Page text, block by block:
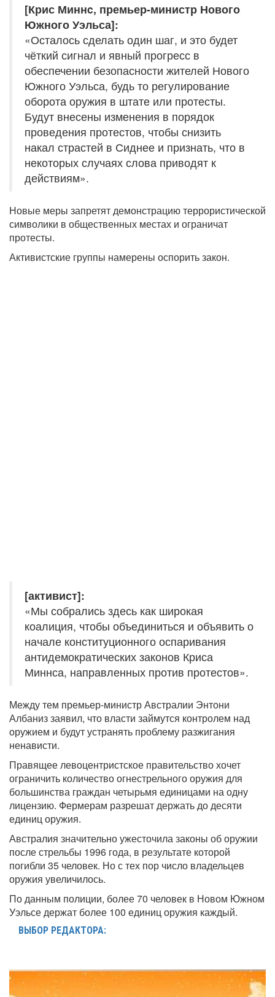
[Крис Миннc, премьер-министр Нового
Южного Уэльса]:
«Осталось сделать один шаг, и это будет
чёткий сигнал и явный прогресс в
обеспечении безопасности жителей Нового
Южного Уэльса, будь то регулирование
оборота оружия в штате или протесты.
Будут внесены изменения в порядок
проведения протестов, чтобы снизить
накал страстей в Сиднее и признать, что в
некоторых случаях слова приводят к
действиям».
Новые меры запретят демонстрацию террористической
символики в общественных местах и ограничат
протесты.
Активистские группы намерены оспорить закон.
[активист]:
«Мы собрались здесь как широкая
коалиция, чтобы объединиться и объявить о
начале конституционного оспаривания
антидемократических законов Криса
Миннса, направленных против протестов».
Между тем премьер-министр Австралии Энтони
Албаниз заявил, что власти займутся контролем над
оружием и будут устранять проблему разжигания
ненависти.
Правящее левоцентристское правительство хочет
ограничить количество огнестрельного оружия для
большинства граждан четырьмя единицами на одну
лицензию. Фермерам разрешат держать до десяти
единиц оружия.
Австралия значительно ужесточила законы об оружии
после стрельбы 1996 года, в результате которой
погибли 35 человек. Но с тех пор число владельцев
оружия увеличилось.
По данным полиции, более 70 человек в Новом Южном
Уэльсе держат более 100 единиц оружия каждый.
ВЫБОР РЕДАКТОРА: